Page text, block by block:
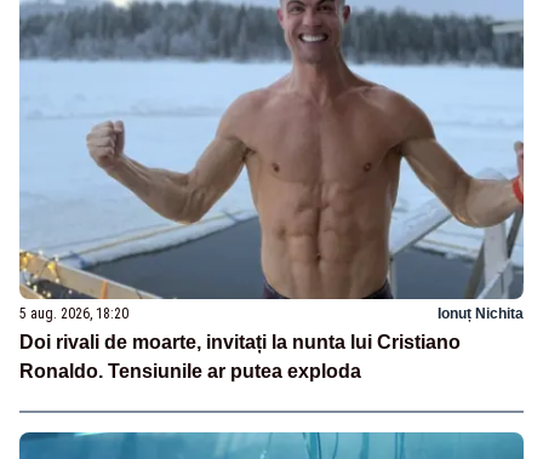
5 aug. 2026, 18:20 Ionuț Nichita
Doi rivali de moarte, invitați la nunta lui Cristiano
Ronaldo. Tensiunile ar putea exploda